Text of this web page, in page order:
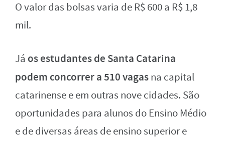
O valor das bolsas varia de R$ 600 a R$ 1,8
mil.
Já os estudantes de Santa Catarina
podem concorrer a 510 vagasna capital
catarinense e em outras nove cidades. São
oportunidades para alunos do Ensino Médio
e de diversas áreas de ensino superior e